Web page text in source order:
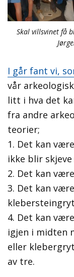
Skal villsvinet få
I går fant vi,
vår
litt i hva det
fra andre
teorier;
1. Det kan
ikke blir
2. Det kan
3. Det kan
4. Det kan
igjen i midten
eller
av tre.